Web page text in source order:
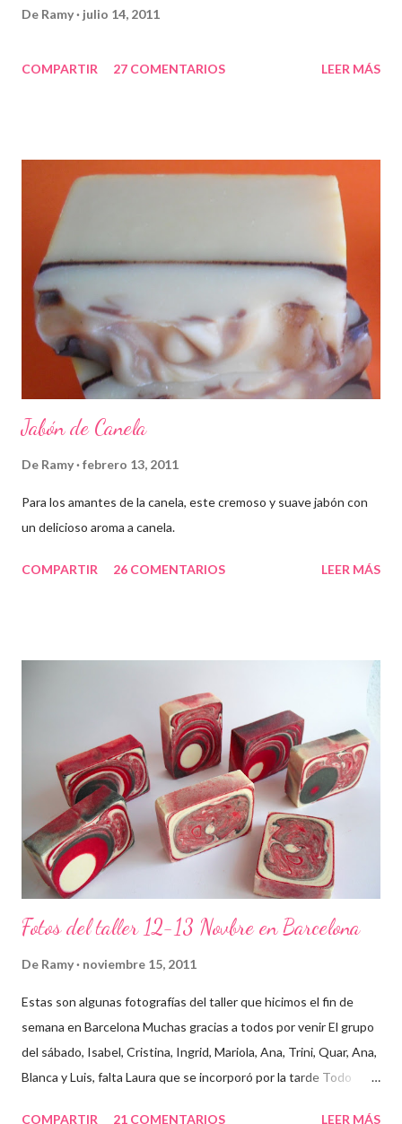
De Ramy julio 14, 2011
COMPARTIR 27 COMENTARIOS LEER MÁS
Jabón de Canela
De Ramy febrero 13, 2011
Para los amantes de la canela, este cremoso y suave jabón con
un delicioso aroma a canela.
COMPARTIR 26 COMENTARIOS LEER MÁS
Fotos del taller 12-13 Novbre en Barcelona
De Ramy noviembre 15, 2011
Estas son algunas fotografías del taller que hicimos el fin de
semana en Barcelona Muchas gracias a todos por venir El grupo
del sábado, Isabel, Cristina, Ingrid, Mariola, Ana, Trini, Quar, Ana,
Blanca y Luis, falta Laura que se incorporó por la tarde Todo
COMPARTIR 21 COMENTARIOS LEER MÁS